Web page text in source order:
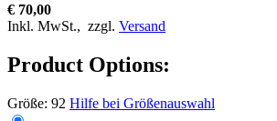
€ 70,00
Inkl. MwSt., zzgl. Versand
Product Options:
Größe: 92 Hilfe bei Größenauswahl